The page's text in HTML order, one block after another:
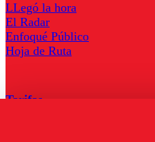
LLegó la hora
El Radar
Enfoqué Público
Hoja de Ruta
Tarifas